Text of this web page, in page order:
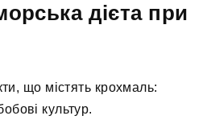
дієта при
що містять крохмаль:
культур.